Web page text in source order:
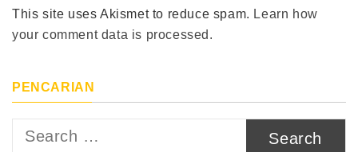
This site uses Akismet to reduce spam. Learn how
your comment data is processed.
PENCARIAN
Search